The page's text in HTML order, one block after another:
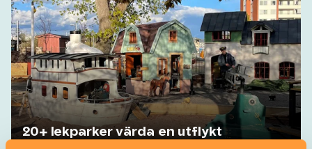
20+ lekparker värda en utflykt